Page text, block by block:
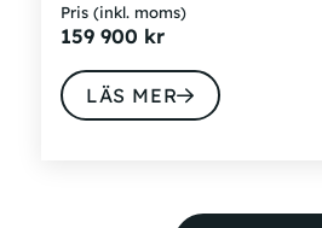
Pris (inkl. moms)
159 900 kr
LÄS MER